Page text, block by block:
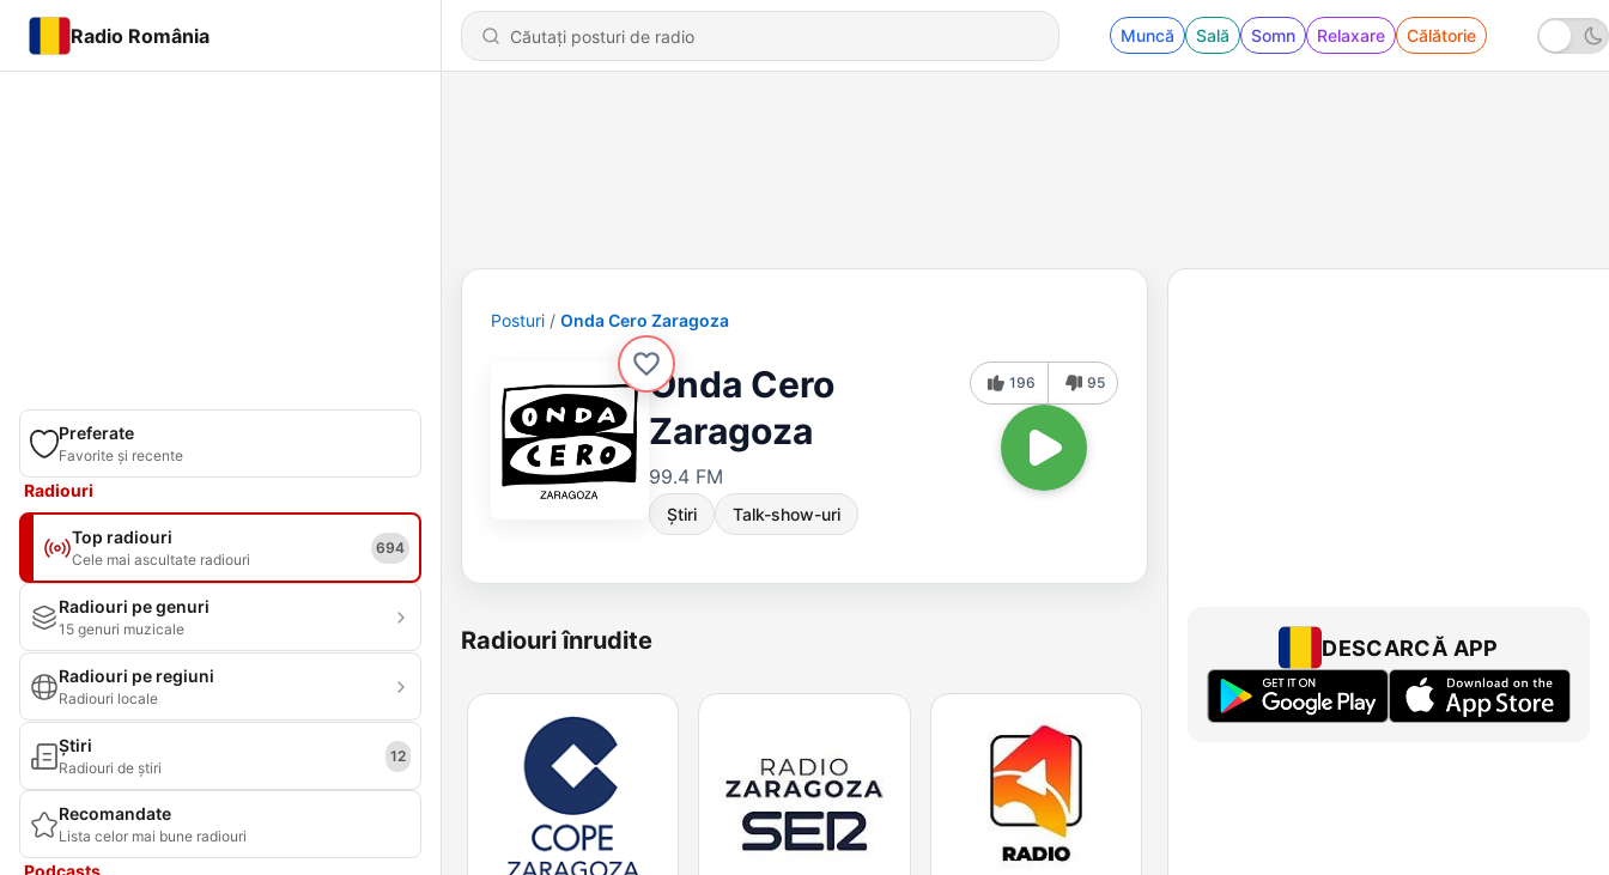
Radio România Muncă Sală Somn Relaxare Călătorie
Preferate
Favorite și recente
Radiouri
Top radiouri
Cele mai ascultate radiouri
694
Radiouri pe genuri
15 genuri muzicale
Radiouri pe regiuni
Radiouri locale
Știri
Radiouri de știri
12
Recomandate
Lista celor mai bune radiouri
Podcasts
Posturi Onda Cero Zaragoza
Onda Cero
Zaragoza
99.4 FM
Știri Talk-show-uri
196 95
Radiouri înrudite DESCARCĂ APP